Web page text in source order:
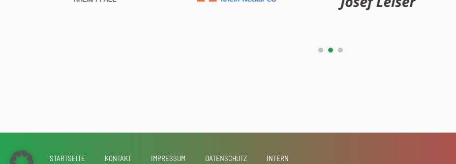
STARTSEITE KONTAKT IMPRESSUM DATENSCHUTZ INTERN